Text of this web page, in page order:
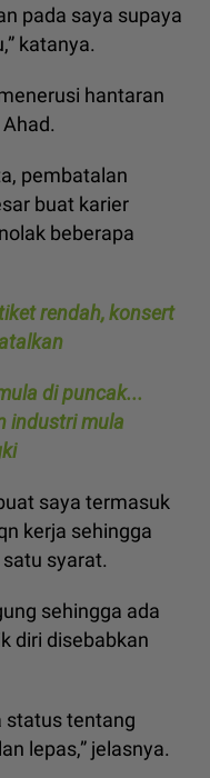
pada saya supaya
katanya.
hantaran
pembatalan
buat karier
beberapa
rendah, konsert
di puncak...
industri mula
saya termasuk
kerja sehingga
syarat.
sehingga ada
diri disebabkan
status tentang
lepas,” jelasnya.